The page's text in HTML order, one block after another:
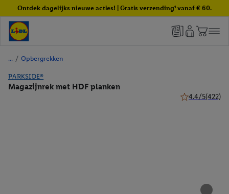
Ontdek dagelijks nieuwe acties! | Gratis verzending¹ vanaf € 60.
/ Opbergrekken
PARKSIDE®
Magazijnrek met HDF planken
4.4/5(422)